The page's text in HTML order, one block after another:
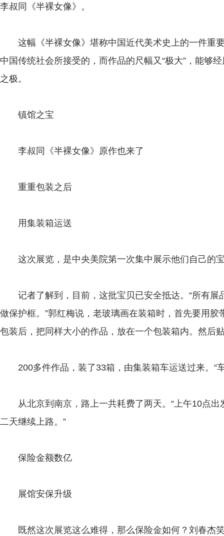
李叔同《半裸女像》。
这幅《半裸女像》堪称中国近代美术史上的一件重要
中国传统社会所接受的，而作品的尺幅又“极大”，能够
之极。
镇馆之宝
李叔同《半裸女像》原作也来了
重重包装之后
用集装箱运送
这次展览，是中央美院第一次集中展示他们自己的
记者了解到，目前，这批宝贝已安全抵达。“所有展
做保护框。”郭红梅说，老玻璃画在装箱时，首先要用
包装后，把同样大小的作品，放在一个包装箱内。然后
200多件作品，装了33箱，由集装箱车运送过来。“
从北京到南京，路上一共耗费了两天。“上午10点出
二天继续上路。”
保险金额数亿
展馆安保升级
既然这次展览这么难得，那么保险金如何？刘春杰笑